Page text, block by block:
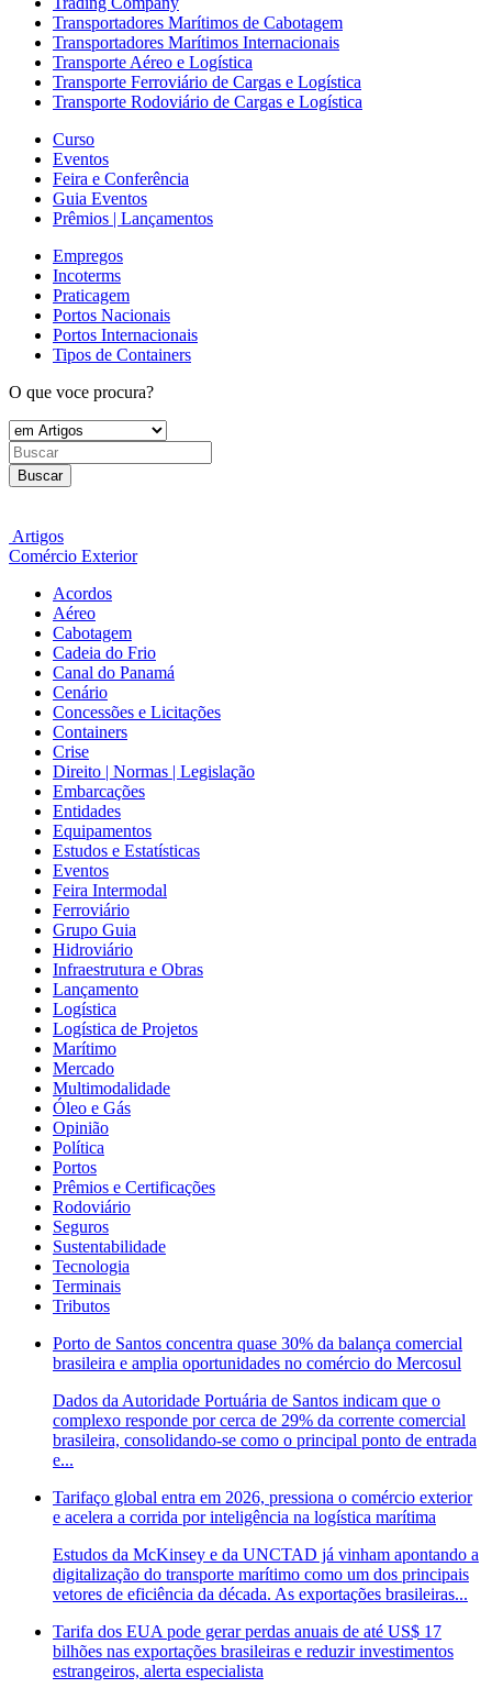
Transportadores Marítimos de Cabotagem
Transportadores Marítimos Internacionais
Transporte Aéreo e Logística
Transporte Ferroviário de Cargas e Logística
Transporte Rodoviário de Cargas e Logística
Curso
Eventos
Feira e Conferência
Guia Eventos
Prêmios | Lançamentos
Empregos
Incoterms
Praticagem
Portos Nacionais
Portos Internacionais
Tipos de Containers
O que voce procura?
Buscar
Artigos
Comércio Exterior
Acordos
Aéreo
Cabotagem
Cadeia do Frio
Canal do Panamá
Cenário
Concessões e Licitações
Containers
Crise
Direito | Normas | Legislação
Embarcações
Entidades
Equipamentos
Estudos e Estatísticas
Eventos
Feira Intermodal
Ferroviário
Grupo Guia
Hidroviário
Infraestrutura e Obras
Lançamento
Logística
Logística de Projetos
Marítimo
Mercado
Multimodalidade
Óleo e Gás
Opinião
Política
Portos
Prêmios e Certificações
Rodoviário
Seguros
Sustentabilidade
Tecnologia
Terminais
Tributos
Porto de Santos concentra quase 30% da balança comercial
brasileira e amplia oportunidades no comércio do Mercosul
Dados da Autoridade Portuária de Santos indicam que o
complexo responde por cerca de 29% da corrente comercial
brasileira, consolidando-se como o principal ponto de entrada
e...
Tarifaço global entra em 2026, pressiona o comércio exterior
e acelera a corrida por inteligência na logística marítima
Estudos da McKinsey e da UNCTAD já vinham apontando a
digitalização do transporte marítimo como um dos principais
vetores de eficiência da década. As exportações brasileiras...
Tarifa dos EUA pode gerar perdas anuais de até US$ 17
bilhões nas exportações brasileiras e reduzir investimentos
estrangeiros, alerta especialista